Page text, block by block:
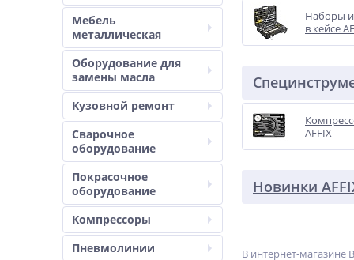
Мебель
металлическая
Оборудование для
замены масла
Кузовной ремонт
Сварочное
оборудование
Покрасочное
оборудование
Компрессоры
Пневмолинии
Наборы
в кейсе
AFFIX
Новинки
В интернет-магазине